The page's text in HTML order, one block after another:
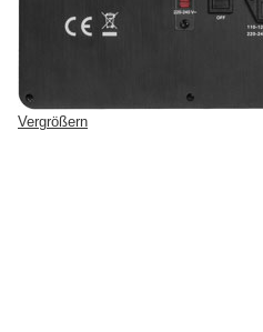
Vergrößern